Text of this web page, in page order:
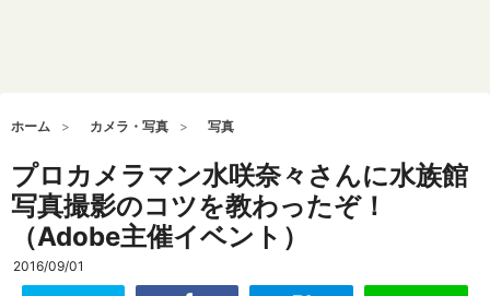
ホーム カメラ・写真 写真
プロカメラマン水咲奈々さんに水族館
写真撮影のコツを教わったぞ！
（Adobe主催イベント）
2016/09/01